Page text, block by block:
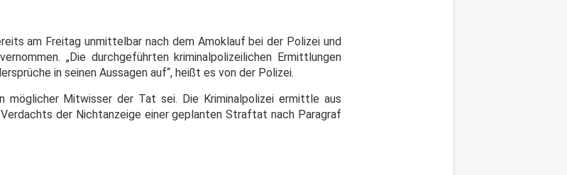
am Freitag unmittelbar nach dem Amoklauf bei der Polizei und
„Die durchgeführten kriminalpolizeilichen Ermittlungen
in seinen Aussagen auf“, heißt es von der Polizei.
möglicher Mitwisser der Tat sei. Die Kriminalpolizei ermittle aus
der Nichtanzeige einer geplanten Straftat nach Paragraf